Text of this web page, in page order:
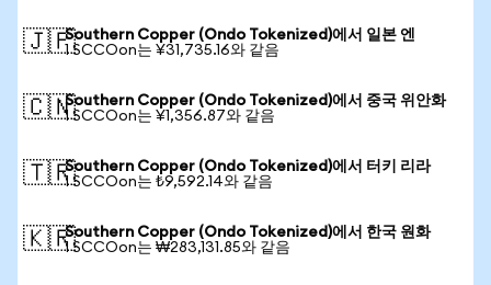
🇯🇵Southern Copper (Ondo Tokenized)에서 일본 엔
1 SCCOon는 ¥31,735.16와 같음
🇨🇳Southern Copper (Ondo Tokenized)에서 중국 위안화
1 SCCOon는 ¥1,356.87와 같음
🇹🇷Southern Copper (Ondo Tokenized)에서 터키 리라
1 SCCOon는 ₺9,592.14와 같음
🇰🇷Southern Copper (Ondo Tokenized)에서 한국 원화
1 SCCOon는 ₩283,131.85와 같음